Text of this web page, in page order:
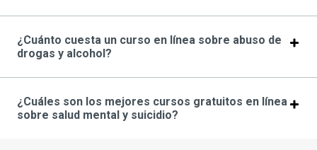
¿Cuánto cuesta un curso en línea sobre abuso de
drogas y alcohol?
¿Cuáles son los mejores cursos gratuitos en línea
sobre salud mental y suicidio?